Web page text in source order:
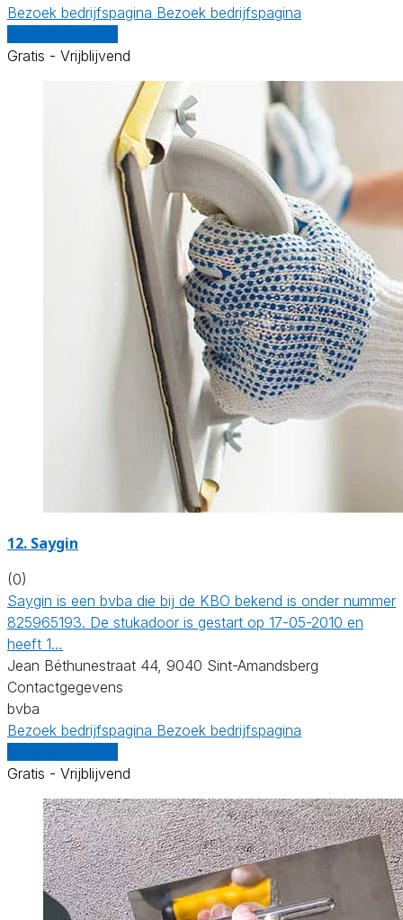
Bezoek bedrijfspagina Bezoek bedrijfspagina
Gratis - Vrijblijvend
12. Saygin
(0)
Saygin is een bvba die bij de KBO bekend is onder nummer
825965193. De stukadoor is gestart op 17-05-2010 en
heeft 1…
Jean Béthunestraat 44, 9040 Sint-Amandsberg
Contactgegevens
bvba
Bezoek bedrijfspagina Bezoek bedrijfspagina
Gratis - Vrijblijvend